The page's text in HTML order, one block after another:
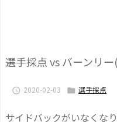
選手採点 vs バーンリー
 2020-02-03  選手採点
サイドバックがいなくな